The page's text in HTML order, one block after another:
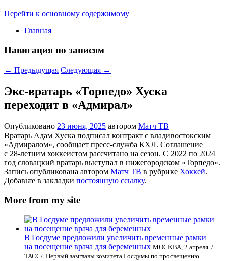
Перейти к основному содержимому
Главная
Навигация по записям
← Предыдущая Следующая →
Экс‑вратарь «Торпедо» Хуска
переходит в «Адмирал»
Опубликовано 23 июня, 2025 автором Матч ТВ
Вратарь Адам Хуска подписал контракт с владивостокским
«Адмиралом», сообщает пресс‑служба КХЛ. Соглашение
с 28‑летним хоккеистом рассчитано на сезон. С 2022 по 2024
год словацкий вратарь выступал в нижегородском «Торпедо».
Запись опубликована автором Матч ТВ в рубрике Хоккей.
Добавьте в закладки постоянную ссылку.
More from my site
В Госдуме предложили увеличить временные рамки
на посещение врача для беременных МОСКВА, 2 апреля. /
ТАСС/. Первый замглавы комитета Госдумы по просвещению